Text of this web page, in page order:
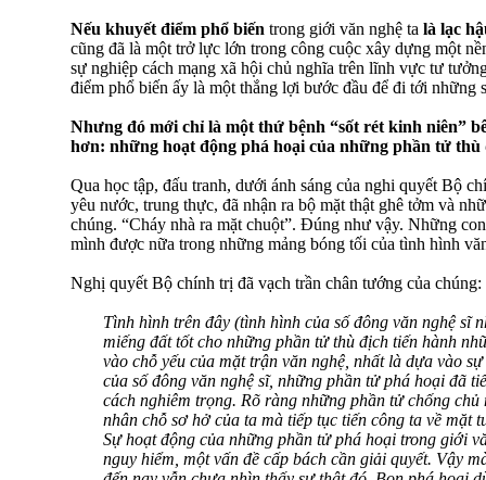
Nếu khuyết điểm phổ biến trong giới văn nghệ ta là lạc
cũng đã là một trở lực lớn trong công cuộc xây dựng một
sự nghiệp cách mạng xã hội chủ nghĩa trên lĩnh vực tư
điểm phổ biến ấy là một thắng lợi bước đầu để đi tới những
Nhưng đó mới chỉ là một thứ bệnh “sốt rét kinh niên”
hơn: những hoạt động phá hoại của những phần tử
Qua học tập, đấu tranh, dưới ánh sáng của nghi quyết Bộ
yêu nước, trung thực, đã nhận ra bộ mặt thật ghê tởm và
chúng. “Cháy nhà ra mặt chuột”. Đúng như vậy. Những
mình được nữa trong những mảng bóng tối của tình hình
Nghị quyết Bộ chính trị đã vạch trần chân tướng của chúng:
Tình hình trên đây (tình hình của số đông văn nghệ sĩ
miếng đất tốt cho những phần tử thù địch tiến hành
vào chỗ yếu của mặt trận văn nghệ, nhất là dựa vào
của số đông văn nghệ sĩ, những phần tử phá hoại đã
cách nghiêm trọng. Rõ ràng những phần tử chống
nhân chỗ sơ hở của ta mà tiếp tục tiến công ta về mặt
Sự hoạt động của những phần tử phá hoại trong giới
nguy hiểm, một vấn đề cấp bách cần giải quyết. Vậy